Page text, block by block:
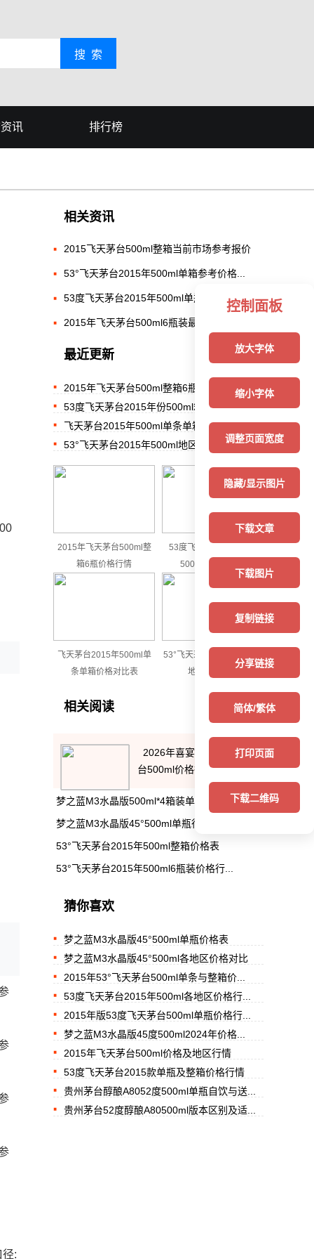
搜 索
讯 排行榜
:
相关资讯
2015飞天茅台500ml整箱当前市场参考报价
53°飞天茅台2015年500ml单箱参考价格...
53度飞天茅台2015年500ml单瓶与箱装行...
2015年飞天茅台500ml6瓶装最新参考价格...
最近更新
2015年飞天茅台500ml整箱6瓶价格行情
53度飞天茅台2015年份500ml箱装参考价
飞天茅台2015年500ml单条单箱价格对比表
53°飞天茅台2015年500ml地区行情价格
2015年飞天茅台500ml整
箱6瓶价格行情
53度飞天茅台2015年份
500ml箱装参考价
飞天茅台2015年500ml单
条单箱价格对比表
53°飞天茅台2015年500ml
地区行情价格
相关阅读
2026年喜宴中国红43度茅
台500ml价格行...
梦之蓝M3水晶版500ml*4箱装单瓶价格表
梦之蓝M3水晶版45°500ml单瓶行情价格
53°飞天茅台2015年500ml整箱价格表
53°飞天茅台2015年500ml6瓶装价格行...
猜你喜欢
梦之蓝M3水晶版45°500ml单瓶价格表
梦之蓝M3水晶版45°500ml各地区价格对比
2015年53°飞天茅台500ml单条与整箱价...
53度飞天茅台2015年500ml各地区价格行...
2015年版53度飞天茅台500ml单瓶价格行...
梦之蓝M3水晶版45度500ml2024年价格...
2015年飞天茅台500ml价格及地区行情
53度飞天茅台2015款单瓶及整箱价格行情
贵州茅台醇酿A8052度500ml单瓶自饮与送...
贵州茅台52度醇酿A80500ml版本区别及适...
控制面板
放大字体
缩小字体
调整页面宽度
隐藏/显示图片
下载文章
下载图片
复制链接
分享链接
简体/繁体
打印页面
下载二维码